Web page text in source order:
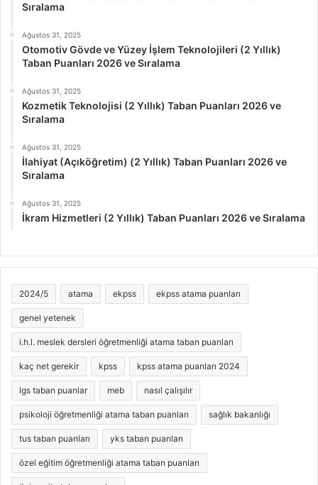
Sıralama
Ağustos 31, 2025
Otomotiv Gövde ve Yüzey İşlem Teknolojileri (2 Yıllık)
Taban Puanları 2026 ve Sıralama
Ağustos 31, 2025
Kozmetik Teknolojisi (2 Yıllık) Taban Puanları 2026 ve
Sıralama
Ağustos 31, 2025
İlahiyat (Açıköğretim) (2 Yıllık) Taban Puanları 2026 ve
Sıralama
Ağustos 31, 2025
İkram Hizmetleri (2 Yıllık) Taban Puanları 2026 ve Sıralama
2024/5 atama ekpss ekpss atama puanları
genel yetenek
i.h.l. meslek dersleri öğretmenliği atama taban puanları
kaç net gerekir kpss kpss atama puanları 2024
lgs taban puanlar meb nasıl çalışılır
psikoloji öğretmenliği atama taban puanları sağlık bakanlığı
tus taban puanları yks taban puanları
özel eğitim öğretmenliği atama taban puanları